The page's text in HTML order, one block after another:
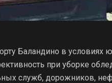
Баландино в условиях
при уборке
служб, дорожников,